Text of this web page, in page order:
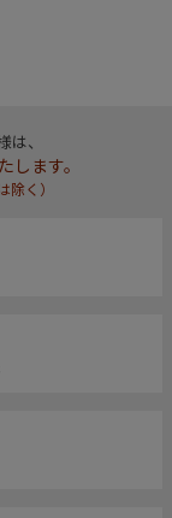
、
ます。
除く）